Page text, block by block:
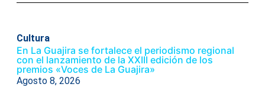
Cultura
En La Guajira se fortalece el periodismo regional
con el lanzamiento de la XXIII edición de los
premios «Voces de La Guajira»
Agosto 8, 2026